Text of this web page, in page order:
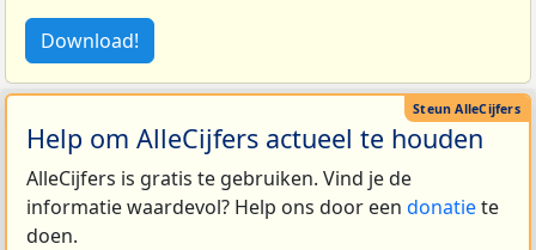
Download!
Help om AlleCijfers actueel te houden
AlleCijfers is gratis te gebruiken. Vind je de
informatie waardevol? Help ons door een donatiete
doen.